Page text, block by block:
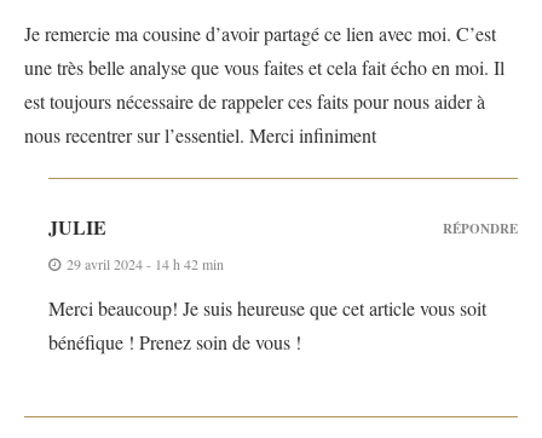
Je remercie ma cousine d’avoir partagé ce lien avec moi. C’est
une très belle analyse que vous faites et cela fait écho en moi. Il
est toujours nécessaire de rappeler ces faits pour nous aider à
nous recentrer sur l’essentiel. Merci infiniment
JULIE
29 avril 2024 - 14 h 42 min
Merci beaucoup! Je suis heureuse que cet article vous soit
bénéfique ! Prenez soin de vous !
RÉPONDRE